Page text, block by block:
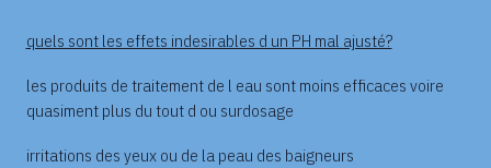
quels sont les effets indesirables d un PH mal ajusté?
les produits de traitement de l eau sont moins efficaces voire
quasiment plus du tout d ou surdosage
irritations des yeux ou de la peau des baigneurs